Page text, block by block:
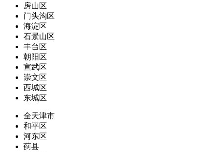
房山区
门头沟区
海淀区
石景山区
丰台区
朝阳区
宣武区
崇文区
西城区
东城区
全天津市
和平区
河东区
蓟县